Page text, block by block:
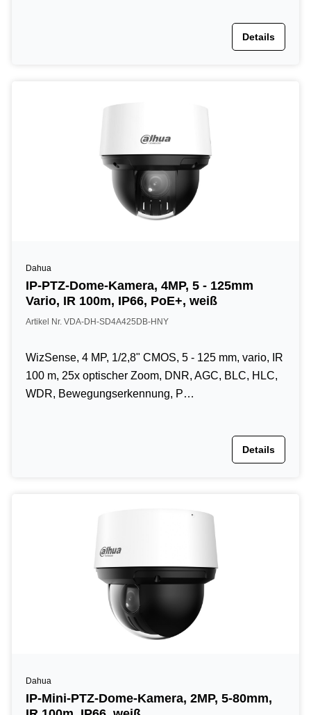
Details
Dahua
IP-PTZ-Dome-Kamera, 4MP, 5 - 125mm
Vario, IR 100m, IP66, PoE+, weiß
Artikel Nr. VDA-DH-SD4A425DB-HNY
WizSense, 4 MP, 1/2,8" CMOS, 5 - 125 mm, vario, IR
100 m, 25x optischer Zoom, DNR, AGC, BLC, HLC,
WDR, Bewegungserkennung, P…
Details
Dahua
IP-Mini-PTZ-Dome-Kamera, 2MP, 5-80mm,